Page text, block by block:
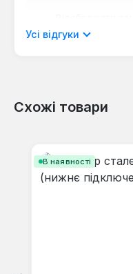
мовою.
Відгуків не
Усі відгуки
Схожі товари
В наявності